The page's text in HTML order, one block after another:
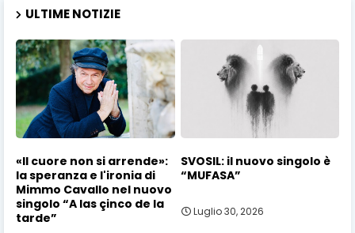
ULTIME NOTIZIE
«Il cuore non si arrende»:
la speranza e l'ironia di
Mimmo Cavallo nel nuovo
singolo “A las çinco de la
tarde”
SVOSIL: il nuovo singolo è
“MUFASA”
Luglio 30, 2026